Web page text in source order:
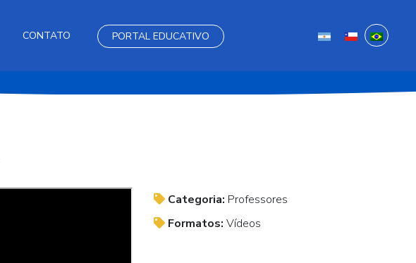
CONTATO PORTAL EDUCATIVO
Categoria: Professores
Formatos: Vídeos